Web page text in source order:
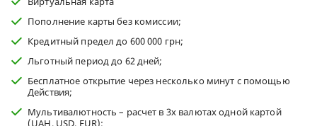
Пополнение карты без комиссии;
Кредитный предел до 600 000 грн;
Льготный период до 62 дней;
Бесплатное открытие через несколько минут с помощью
Действия;
Мультивалютность – расчет в 3х валютах одной картой
(UAH, USD, EUR);